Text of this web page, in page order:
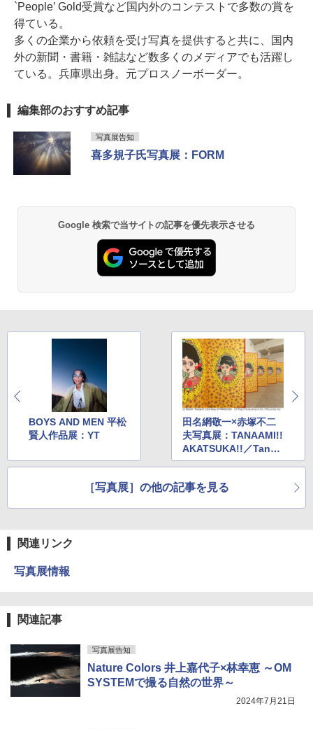
`People’ Gold受賞など国内外のコンテストで多数の賞を
得ている。
多くの企業から依頼を受け写真を提供すると共に、国内
外の新聞・書籍・雑誌など数多くのメディアでも活躍し
ている。兵庫県出身。元プロスノーボーダー。
編集部のおすすめ記事
写真展告知
喜多規子氏写真展：FORM
Google 検索で当サイトの記事を優先表示させる
BOYS AND MEN 平松
賢人作品展：YT
田名網敬一×赤塚不二
夫写真展：TANAAMI!!
AKATSUKA!!／Tanaa
mi Tea Ceremony
［写真展］の他の記事を見る
関連リンク
写真展情報
関連記事
写真展告知
Nature Colors 井上嘉代子×林幸恵 ～OM
SYSTEMで撮る自然の世界～
2024年7月21日